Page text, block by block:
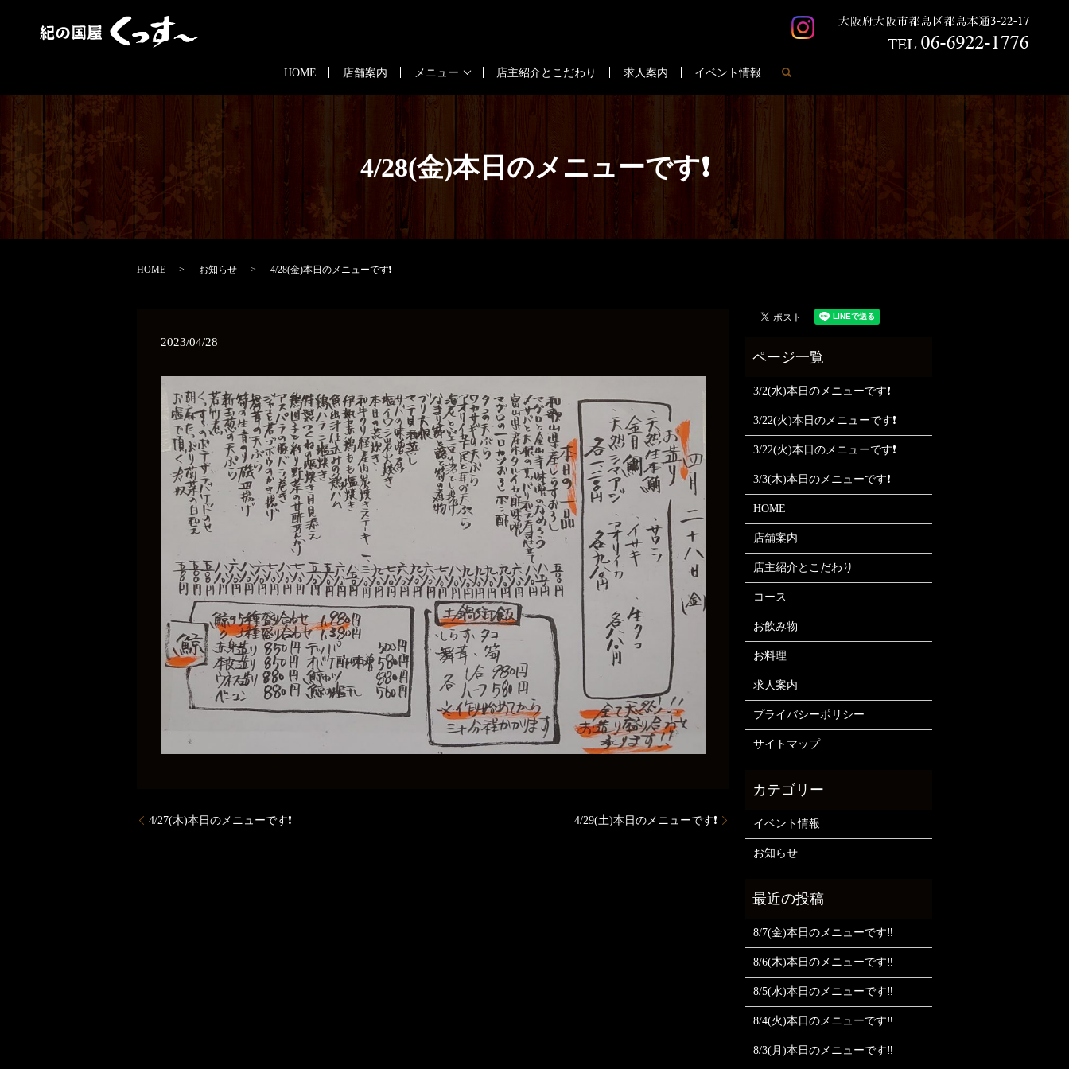
HOME 店舗案内 メニュー 店主紹介とこだわり 求人案内 イベント情報
4/28(金)本日のメニューです❗
HOME お知らせ 4/28(金)本日のメニューです❗
2023/04/28
4/27(木)本日のメニューです❗ 4/29(土)本日のメニューです❗
3/2(水)本日のメニューです❗
3/22(火)本日のメニューです❗
3/22(火)本日のメニューです❗
3/3(木)本日のメニューです❗
HOME
店舗案内
店主紹介とこだわり
コース
お飲み物
お料理
求人案内
プライバシーポリシー
サイトマップ
イベント情報
お知らせ
8/7(金)本日のメニューです‼️
8/6(木)本日のメニューです‼️
8/5(水)本日のメニューです‼️
8/4(火)本日のメニューです‼️
8/3(月)本日のメニューです‼️